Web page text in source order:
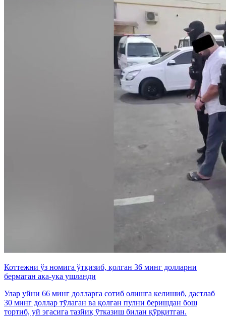
Коттежни ўз номига ўтқизиб, қолган 36 минг долларни
бермаган ака-ука ушланди
Улар уйни 66 минг долларга сотиб олишга келишиб, дастлаб
30 минг доллар тўлаган ва қолган пулни беришдан бош
тортиб, уй эгасига тазйиқ ўтказиш билан қўрқитган.